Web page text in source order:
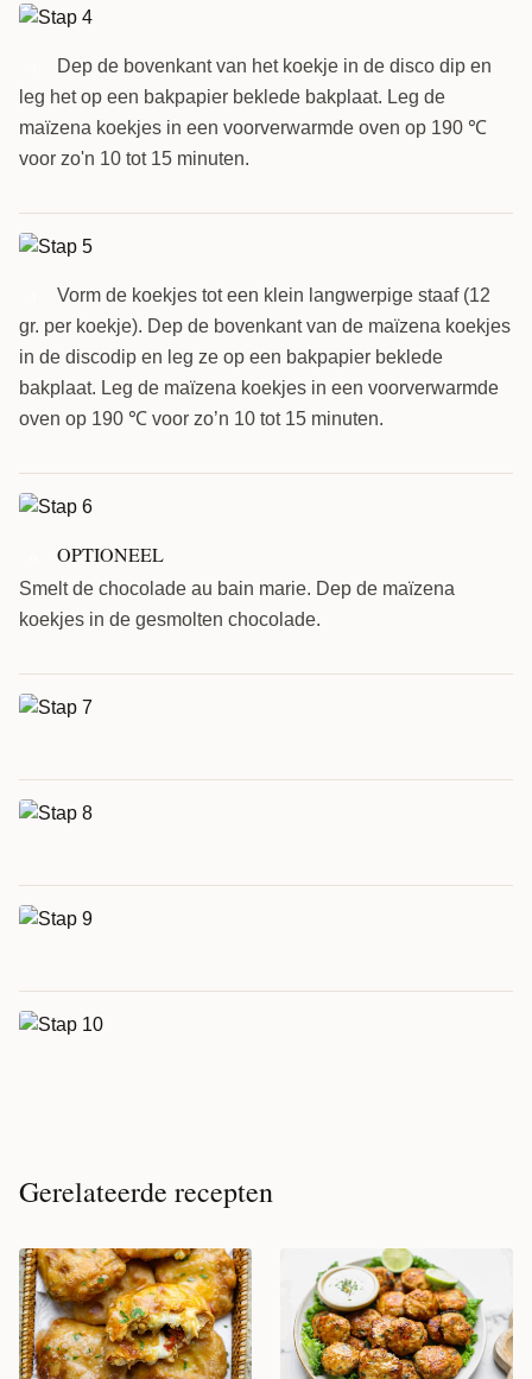
Dep de bovenkant van het koekje in de disco dip en
leg het op een bakpapier beklede bakplaat. Leg de
maïzena koekjes in een voorverwarmde oven op 190 ℃
voor zo'n 10 tot 15 minuten.
Vorm de koekjes tot een klein langwerpige staaf (12
gr. per koekje). Dep de bovenkant van de maïzena koekjes
in de discodip en leg ze op een bakpapier beklede
bakplaat. Leg de maïzena koekjes in een voorverwarmde
oven op 190 ℃ voor zo’n 10 tot 15 minuten.
OPTIONEEL
Smelt de chocolade au bain marie. Dep de maïzena
koekjes in de gesmolten chocolade.
Gerelateerde recepten